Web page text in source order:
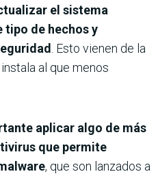
el sistema
tipo de hechos y
. Esto vienen de la
al que menos
aplicar algo de más
que permite
, que son lanzados a